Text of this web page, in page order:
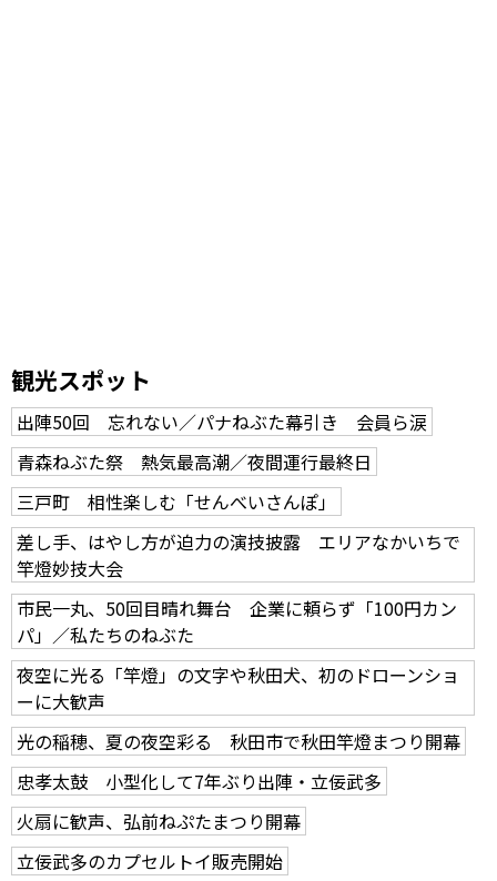
観光スポット
出陣50回 忘れない／パナねぶた幕引き 会員ら涙
青森ねぶた祭 熱気最高潮／夜間運行最終日
三戸町 相性楽しむ「せんべいさんぽ」
差し手、はやし方が迫力の演技披露 エリアなかいちで
竿燈妙技大会
市民一丸、50回目晴れ舞台 企業に頼らず「100円カン
パ」／私たちのねぶた
夜空に光る「竿燈」の文字や秋田犬、初のドローンショ
ーに大歓声
光の稲穂、夏の夜空彩る 秋田市で秋田竿燈まつり開幕
忠孝太鼓 小型化して7年ぶり出陣・立佞武多
火扇に歓声、弘前ねぷたまつり開幕
立佞武多のカプセルトイ販売開始